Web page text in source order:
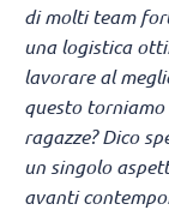
di molti team
una logistica
lavorare al
questo torniamo
ragazze? Dico
un singolo
avanti